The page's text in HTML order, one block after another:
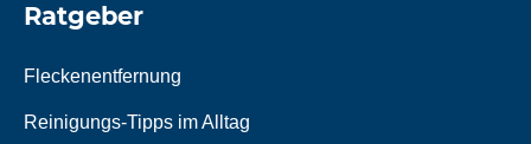
Ratgeber
Fleckenentfernung
Reinigungs-Tipps im Alltag